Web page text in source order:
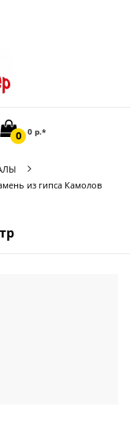
0 0 р.*
из гипса Камолов